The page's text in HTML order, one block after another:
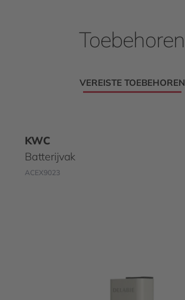
Toebehoren
VEREISTE TOEBEHOREN
KWC
Batterijvak
ACEX9023